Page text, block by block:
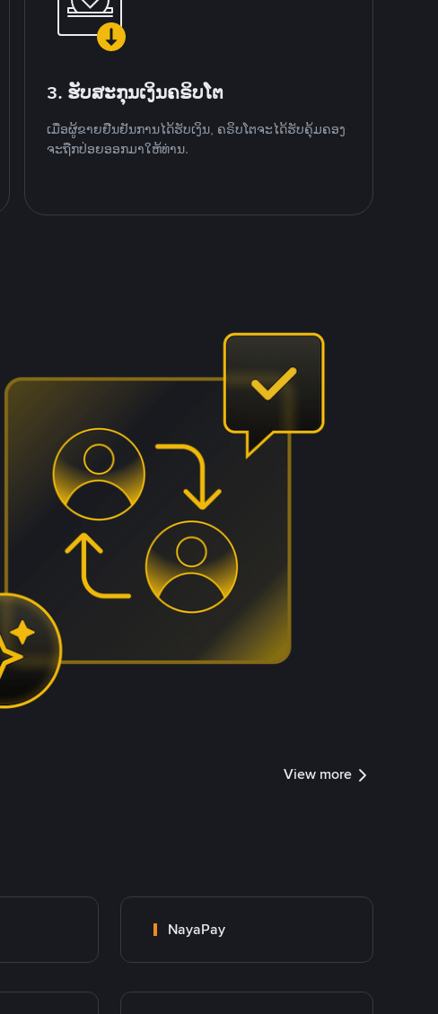
3. ຮັບສະກຸນເງິນຄຣິບໂຕ
ເມື່ອຜູ້ຂາຍຢືນຢັນການໄດ້ຮັບເງິນ, ຄຣິບໂຕຈະໄດ້ຮັບຄຸ້ມຄອງ
ຈະຖືກປ່ອຍອອກມາໃຫ້ທ່ານ.
View more
NayaPay